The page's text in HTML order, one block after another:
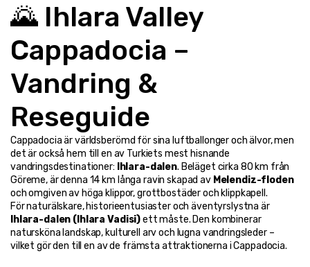
🌄 Ihlara Valley
Cappadocia –
Vandring &
Reseguide
Cappadocia är världsberömd för sina luftballonger och älvor, men
det är också hem till en av Turkiets mest hisnande
vandringsdestinationer: Ihlara-dalen. Beläget cirka 80 km från
Göreme, är denna 14 km långa ravin skapad av Melendiz-floden
och omgiven av höga klippor, grottbostäder och klippkapell.
För naturälskare, historieentusiaster och äventyrslystna är
Ihlara-dalen (Ihlara Vadisi) ett måste. Den kombinerar
natursköna landskap, kulturell arv och lugna vandringsleder –
vilket gör den till en av de främsta attraktionerna i Cappadocia.